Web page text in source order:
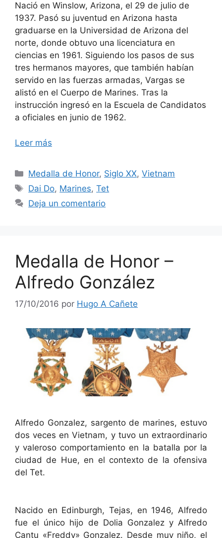
Nació en Winslow, Arizona, el 29 de julio de
1937. Pasó su juventud en Arizona hasta
graduarse en la Universidad de Arizona del
norte, donde obtuvo una licenciatura en
ciencias en 1961. Siguiendo los pasos de sus
tres hermanos mayores, que también habían
servido en las fuerzas armadas, Vargas se
alistó en el Cuerpo de Marines. Tras la
instrucción ingresó en la Escuela de Candidatos
a oficiales en junio de 1962.
Leer más
Categorías
Medalla de Honor, Siglo XX,Vietnam
Etiquetas
Dai Do, Marines,Tet
Deja un comentario
Medalla de Honor –
Alfredo González
17/10/2016 por Hugo A Cañete
Alfredo Gonzalez, sargento de marines, estuvo
dos veces en Vietnam, y tuvo un extraordinario
y valeroso comportamiento en la batalla por la
ciudad de Hue, en el contexto de la ofensiva
del Tet.
Nacido en Edinburgh, Tejas, en 1946, Alfredo
fue el único hijo de Dolia Gonzalez y Alfredo
Cantu «Freddy» Gonzalez. Desde muy niño, el